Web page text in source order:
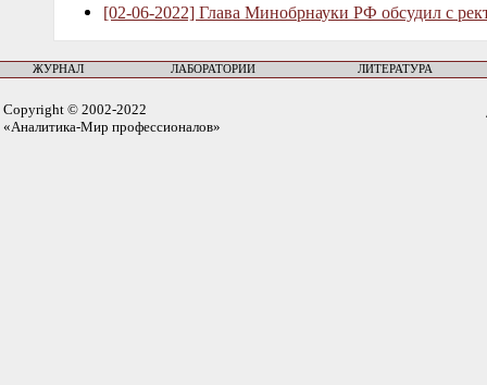
[02-06-2022] Глава Минобрнауки РФ обсудил с
ЖУРНАЛ ЛАБОРАТОРИИ ЛИТЕРАТУРА
Copyright © 2002-2022
«Аналитика-Мир профессионалов»